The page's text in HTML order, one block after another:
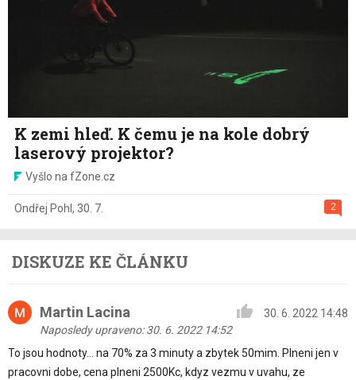
K zemi hleď. K čemu je na kole dobrý
laserový projektor?
Vyšlo na fZone.cz
2
Ondřej Pohl , 30. 7.
DISKUZE KE ČLÁNKU
Martin Lacina
30. 6. 2022 14:48
Naposledy upraveno: 30. 6. 2022 14:52
To jsou hodnoty… na 70% za 3 minuty a zbytek 50mim. Plneni jen v
pracovni dobe, cena plneni 2500Kc, kdyz vezmu v uvahu, ze